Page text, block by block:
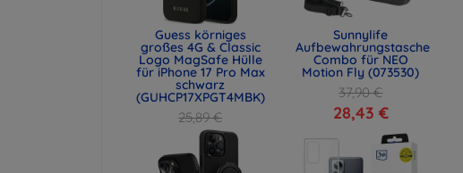
Guess körniges
großes 4G & Classic
Logo MagSafe Hülle
für iPhone 17 Pro Max
schwarz
(GUHCP17XPGT4MBK)
25,89 €
19,42 €
Sunnylife
Aufbewahrungstasche
Combo für NEO
Motion Fly (073530)
37,90 €
28,43 €